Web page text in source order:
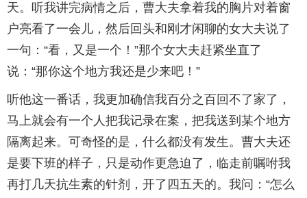
天。听我讲完病情之后，曹大夫拿着我的胸片对着窗
户亮看了一会儿，然后回头和刚才闲聊的女大夫说了
一句：“看，又是一个！”那个女大夫赶紧坐直了
说：“那你这个地方我还是少来吧！”
听他这一番话，我更加确信我百分之百回不了家了，
马上就会有一个人把我记录在案，把我送到某个地方
隔离起来。可奇怪的是，什么都没有发生。曹大夫还
是要下班的样子，只是动作更急迫了，临走前嘱咐我
再打几天抗生素的针剂，开了四五天的。我问：“怎么